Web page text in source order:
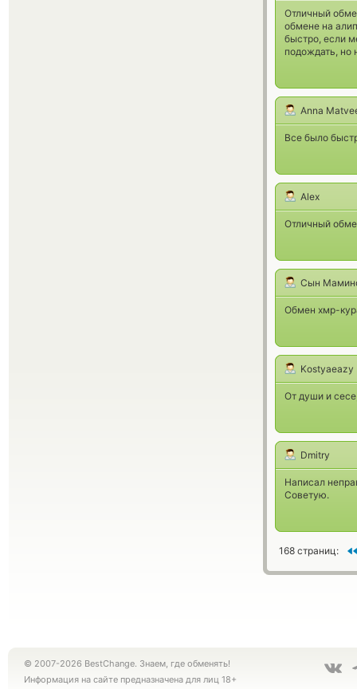
Отличный
обмене на
быстро, если
подождать, но
Anna
Все было
Alex
Отличный
Сын
Обмен хмр-
Kostyaeazy
От души и
Dmitry
Написал
Советую.
168 страниц:
© 2007-2026 BestChange. Знаем, где обменять!
Информация на сайте предназначена для лиц 18+